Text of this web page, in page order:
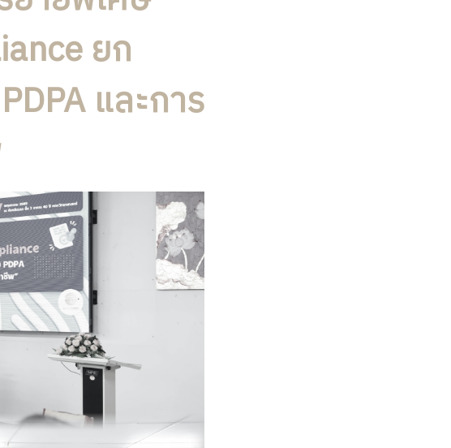
ยก
และการ